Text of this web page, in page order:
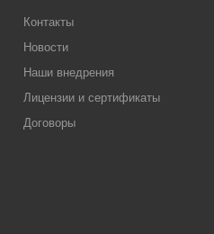
Контакты
Новости
Наши внедрения
Лицензии и сертификаты
Договоры